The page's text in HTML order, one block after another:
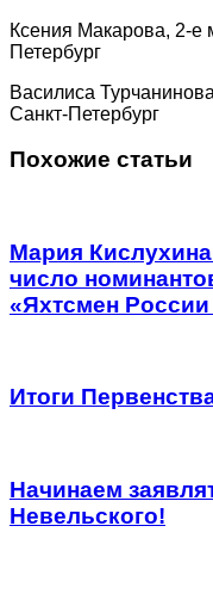
Ксения Макарова, 2-е
Петербург
Василиса
Санкт-Петербург
Похожие статьи
Мария
число
«Яхтсмен России
Итоги
Начинаем
Невельского!